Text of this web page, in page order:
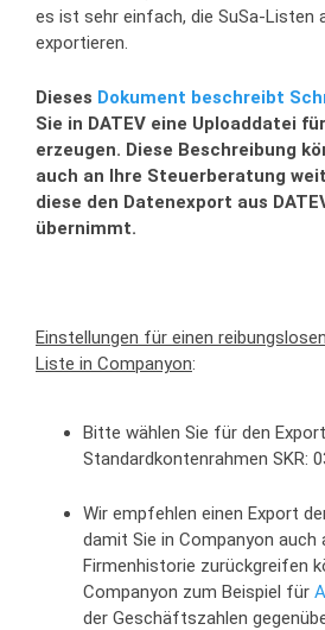
es ist sehr einfach, die SuSa-Listen
exportieren.
Dieses Dokument beschreibt
Sie in DATEV eine Uploaddatei
erzeugen. Diese Beschreibung
auch an Ihre Steuerberatung
diese den Datenexport aus
übernimmt.
Einstellungen für einen
Liste in Companyon:
Bitte wählen Sie für den
Standardkontenrahmen SKR:
Wir empfehlen einen Export
damit Sie in Companyon auch
Firmenhistorie zurückgreifen
Companyon zum Beispiel für
der Geschäftszahlen